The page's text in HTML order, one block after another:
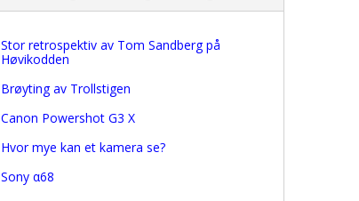
Stor retrospektiv av Tom Sandberg på
Høvikodden
Brøyting av Trollstigen
Canon Powershot G3 X
Hvor mye kan et kamera se?
Sony α68